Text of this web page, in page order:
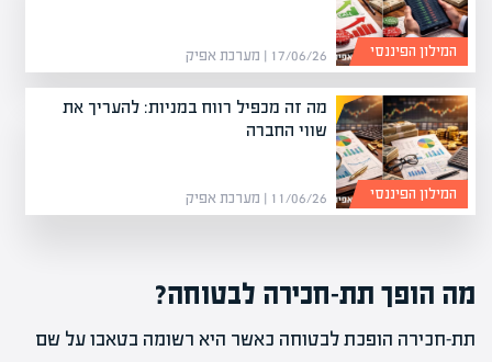
17/06/26 | מערכת אפיק המילון הפיננסי
מה זה מכפיל רווח במניות: להעריך את
שווי החברה
11/06/26 | מערכת אפיק המילון הפיננסי
מה הופך תת-חכירה לבטוחה?
תת-חכירה הופכת לבטוחה כאשר היא רשומה בטאבו על שם